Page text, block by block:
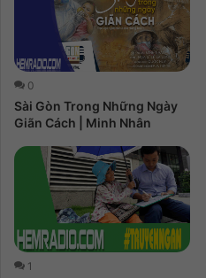
0
Sài Gòn Trong Những Ngày
Giãn Cách | Minh Nhân
1